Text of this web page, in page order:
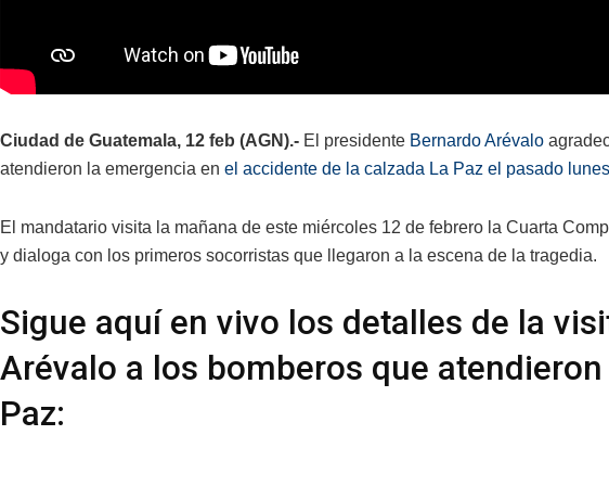
Ciudad de Guatemala, 12 feb (AGN).- El presidente Bernardo Arévalo
atendieron la emergencia en el accidente de la calzada La Paz el pasado
El mandatario visita la mañana de este miércoles 12 de febrero la Cuarta
y dialoga con los primeros socorristas que llegaron a la escena de la tragedia.
Sigue aquí en vivo los detalles de la
Arévalo a los bomberos que
Paz: